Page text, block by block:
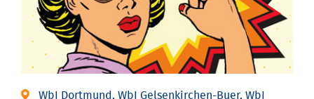
WbI Dortmund, WbI Gelsenkirchen-Buer, WbI